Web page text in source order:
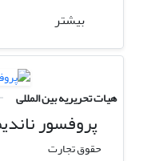
بیشتر
هیات تحریریه بین المللی
پروفسور
حقوق تجارت